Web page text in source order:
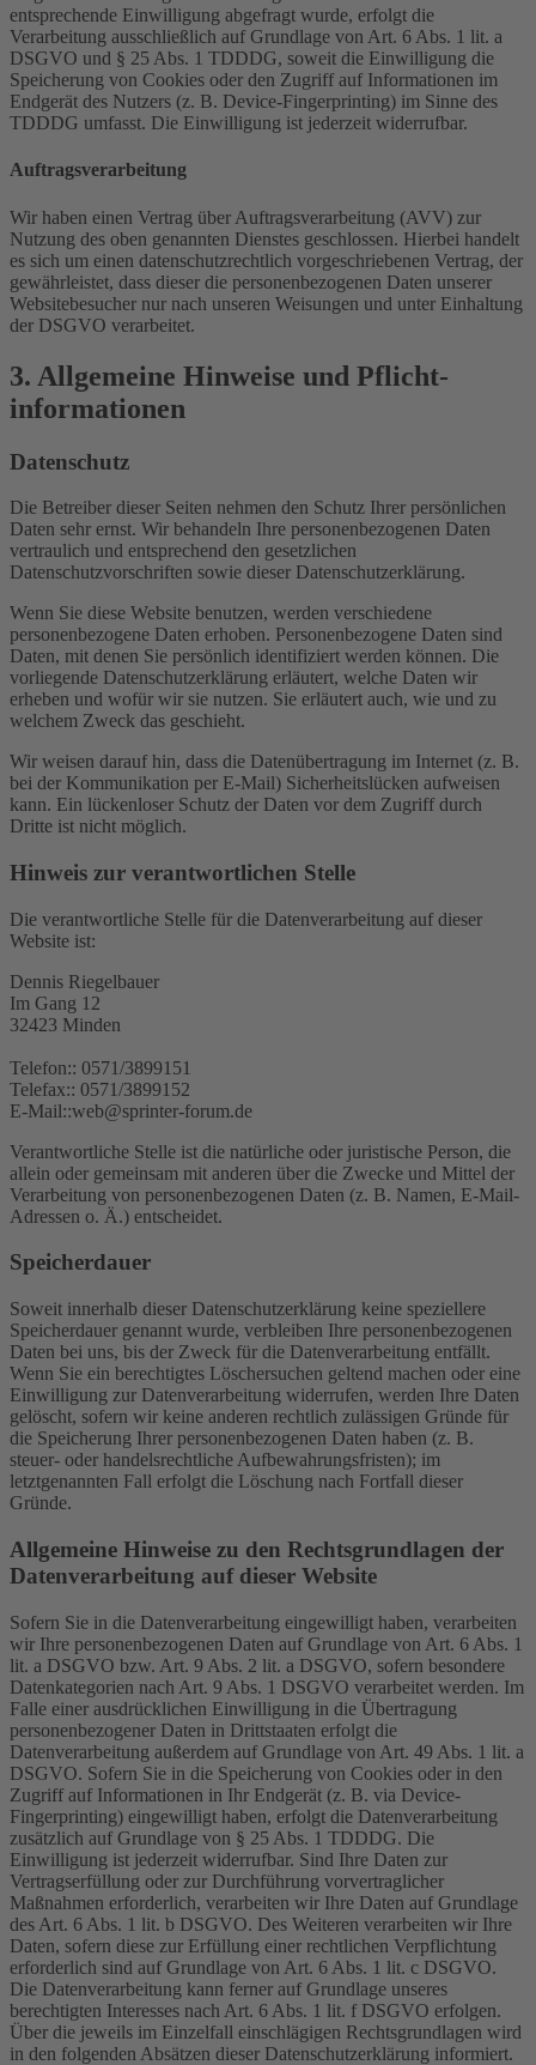
entsprechende Einwilligung abgefragt wurde, erfolgt die
Verarbeitung ausschließlich auf Grundlage von Art. 6 Abs. 1 lit. a
DSGVO und § 25 Abs. 1 TDDDG, soweit die Einwilligung die
Speicherung von Cookies oder den Zugriff auf Informationen im
Endgerät des Nutzers (z. B. Device-Fingerprinting) im Sinne des
TDDDG umfasst. Die Einwilligung ist jederzeit widerrufbar.
Auftragsverarbeitung
Wir haben einen Vertrag über Auftragsverarbeitung (AVV) zur
Nutzung des oben genannten Dienstes geschlossen. Hierbei handelt
es sich um einen datenschutzrechtlich vorgeschriebenen Vertrag, der
gewährleistet, dass dieser die personenbezogenen Daten unserer
Websitebesucher nur nach unseren Weisungen und unter Einhaltung
der DSGVO verarbeitet.
3. Allgemeine Hinweise und Pflicht­
informationen
Datenschutz
Die Betreiber dieser Seiten nehmen den Schutz Ihrer persönlichen
Daten sehr ernst. Wir behandeln Ihre personenbezogenen Daten
vertraulich und entsprechend den gesetzlichen
Datenschutzvorschriften sowie dieser Datenschutzerklärung.
Wenn Sie diese Website benutzen, werden verschiedene
personenbezogene Daten erhoben. Personenbezogene Daten sind
Daten, mit denen Sie persönlich identifiziert werden können. Die
vorliegende Datenschutzerklärung erläutert, welche Daten wir
erheben und wofür wir sie nutzen. Sie erläutert auch, wie und zu
welchem Zweck das geschieht.
Wir weisen darauf hin, dass die Datenübertragung im Internet (z. B.
bei der Kommunikation per E-Mail) Sicherheitslücken aufweisen
kann. Ein lückenloser Schutz der Daten vor dem Zugriff durch
Dritte ist nicht möglich.
Hinweis zur verantwortlichen Stelle
Die verantwortliche Stelle für die Datenverarbeitung auf dieser
Website ist:
Dennis Riegelbauer
Im Gang 12
32423 Minden
Telefon:: 0571/3899151
Telefax:: 0571/3899152
E-Mail::web@sprinter-forum.de
Verantwortliche Stelle ist die natürliche oder juristische Person, die
allein oder gemeinsam mit anderen über die Zwecke und Mittel der
Verarbeitung von personenbezogenen Daten (z. B. Namen, E-Mail-
Adressen o. Ä.) entscheidet.
Speicherdauer
Soweit innerhalb dieser Datenschutzerklärung keine speziellere
Speicherdauer genannt wurde, verbleiben Ihre personenbezogenen
Daten bei uns, bis der Zweck für die Datenverarbeitung entfällt.
Wenn Sie ein berechtigtes Löschersuchen geltend machen oder eine
Einwilligung zur Datenverarbeitung widerrufen, werden Ihre Daten
gelöscht, sofern wir keine anderen rechtlich zulässigen Gründe für
die Speicherung Ihrer personenbezogenen Daten haben (z. B.
steuer- oder handelsrechtliche Aufbewahrungsfristen); im
letztgenannten Fall erfolgt die Löschung nach Fortfall dieser
Gründe.
Allgemeine Hinweise zu den Rechtsgrundlagen der
Datenverarbeitung auf dieser Website
Sofern Sie in die Datenverarbeitung eingewilligt haben, verarbeiten
wir Ihre personenbezogenen Daten auf Grundlage von Art. 6 Abs. 1
lit. a DSGVO bzw. Art. 9 Abs. 2 lit. a DSGVO, sofern besondere
Datenkategorien nach Art. 9 Abs. 1 DSGVO verarbeitet werden. Im
Falle einer ausdrücklichen Einwilligung in die Übertragung
personenbezogener Daten in Drittstaaten erfolgt die
Datenverarbeitung außerdem auf Grundlage von Art. 49 Abs. 1 lit. a
DSGVO. Sofern Sie in die Speicherung von Cookies oder in den
Zugriff auf Informationen in Ihr Endgerät (z. B. via Device-
Fingerprinting) eingewilligt haben, erfolgt die Datenverarbeitung
zusätzlich auf Grundlage von § 25 Abs. 1 TDDDG. Die
Einwilligung ist jederzeit widerrufbar. Sind Ihre Daten zur
Vertragserfüllung oder zur Durchführung vorvertraglicher
Maßnahmen erforderlich, verarbeiten wir Ihre Daten auf Grundlage
des Art. 6 Abs. 1 lit. b DSGVO. Des Weiteren verarbeiten wir Ihre
Daten, sofern diese zur Erfüllung einer rechtlichen Verpflichtung
erforderlich sind auf Grundlage von Art. 6 Abs. 1 lit. c DSGVO.
Die Datenverarbeitung kann ferner auf Grundlage unseres
berechtigten Interesses nach Art. 6 Abs. 1 lit. f DSGVO erfolgen.
Über die jeweils im Einzelfall einschlägigen Rechtsgrundlagen wird
in den folgenden Absätzen dieser Datenschutzerklärung informiert.